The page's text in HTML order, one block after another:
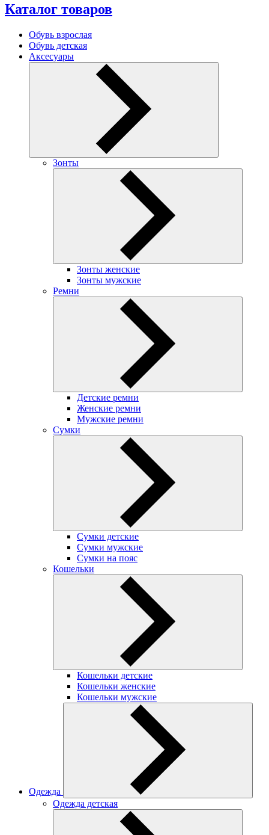
Каталог товаров
Обувь взрослая
Обувь детская
Аксесуары
Зонты
Зонты женские
Зонты мужские
Ремни
Детские ремни
Женские ремни
Мужские ремни
Сумки
Сумки детские
Сумки мужские
Сумки на пояс
Кошельки
Кошельки детские
Кошельки женские
Кошельки мужские
Одежда
Одежда детская